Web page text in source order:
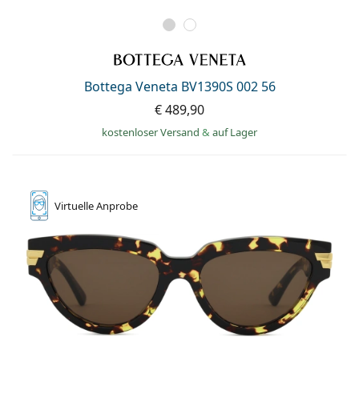
Bottega Veneta BV1390S 002 56
€ 489,90
kostenloser Versand & auf Lager
VirtuelleAnprobe